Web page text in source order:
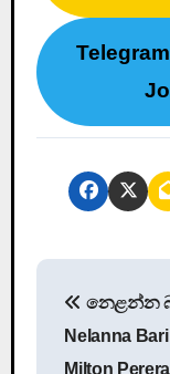
P
නෙළන්න
Nelanna
Milton Perera